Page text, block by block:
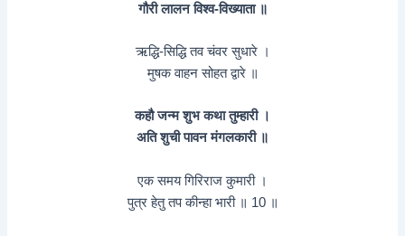
गौरी लालन विश्व-विख्याता ॥
ऋद्धि-सिद्धि तव चंवर सुधारे ।
मुषक वाहन सोहत द्वारे ॥
कहौ जन्म शुभ कथा तुम्हारी ।
अति शुची पावन मंगलकारी ॥
एक समय गिरिराज कुमारी ।
पुत्र हेतु तप कीन्हा भारी ॥ 10 ॥